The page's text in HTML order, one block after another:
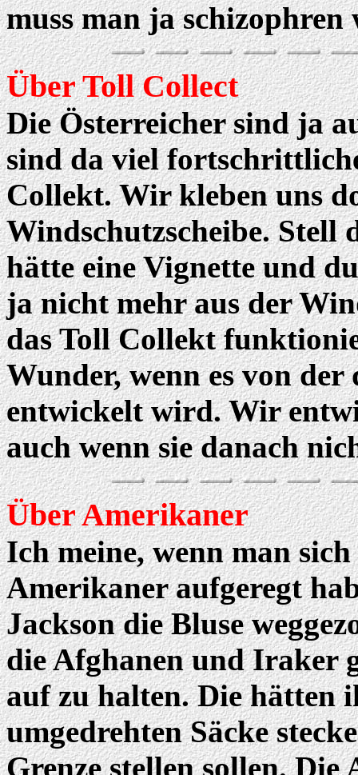
muss man ja schizophren
Über Toll Collect
Die Österreicher sind ja
sind da viel
Collekt. Wir kleben uns
Windschutzscheibe. Stell
hätte eine Vignette und
ja nicht mehr aus der
das Toll Collekt
Wunder, wenn es von der
entwickelt wird. Wir
auch wenn sie danach
Über Amerikaner
Ich meine, wenn man
Amerikaner aufgeregt
Jackson die Bluse
die Afghanen und Iraker
auf zu halten. Die hätten
umgedrehten Säcke
Grenze stellen sollen.